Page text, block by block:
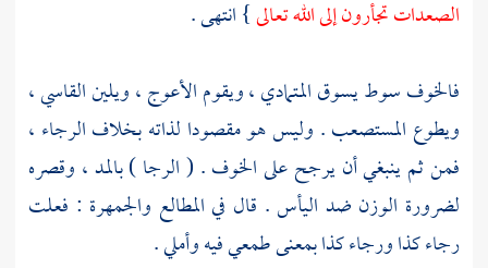
الصعدات تجأرون إلى الله تعالى} انتهى .
فالخوف سوط يسوق المتمادي ، ويقوم الأعوج ، ويلين القاسي ،
ويطوع المستصعب . وليس هو مقصودا لذاته بخلاف الرجاء ،
فمن ثم ينبغي أن يرجح على الخوف . ( الرجا ) بالمد ، وقصره
لضرورة الوزن ضد اليأس . قال في المطالع والجمهرة : فعلت
رجاء كذا ورجاء كذا بمعنى طمعي فيه وأملي .